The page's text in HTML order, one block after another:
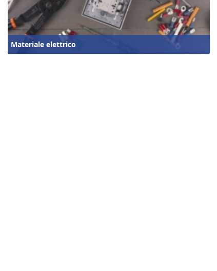
Materiale elettrico